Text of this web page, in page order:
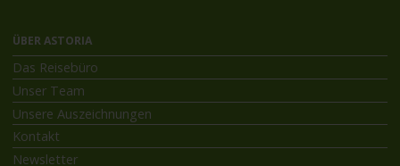
ÜBER ASTORIA
Das Reisebüro
Unser Team
Unsere Auszeichnungen
Kontakt
Newsletter